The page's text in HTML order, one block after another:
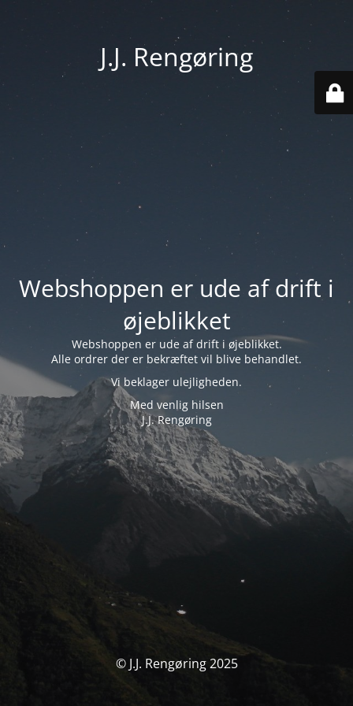
J.J. Rengøring
Webshoppen er ude af drift i
øjeblikket
Webshoppen er ude af drift i øjeblikket.
Alle ordrer der er bekræftet vil blive behandlet.
Vi beklager ulejligheden.
Med venlig hilsen
J.J. Rengøring
© J.J. Rengøring 2025